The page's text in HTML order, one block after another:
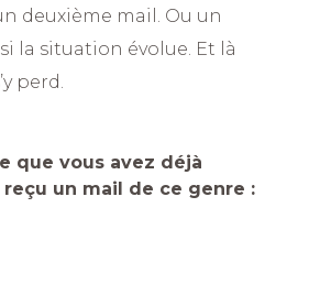
deuxième mail. Ou un
la situation évolue. Et là
perd.
que vous avez déjà
un mail de ce genre :